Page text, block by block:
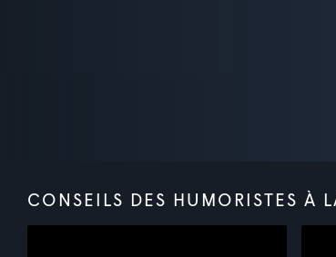
CONSEILS DES HUMORISTES À